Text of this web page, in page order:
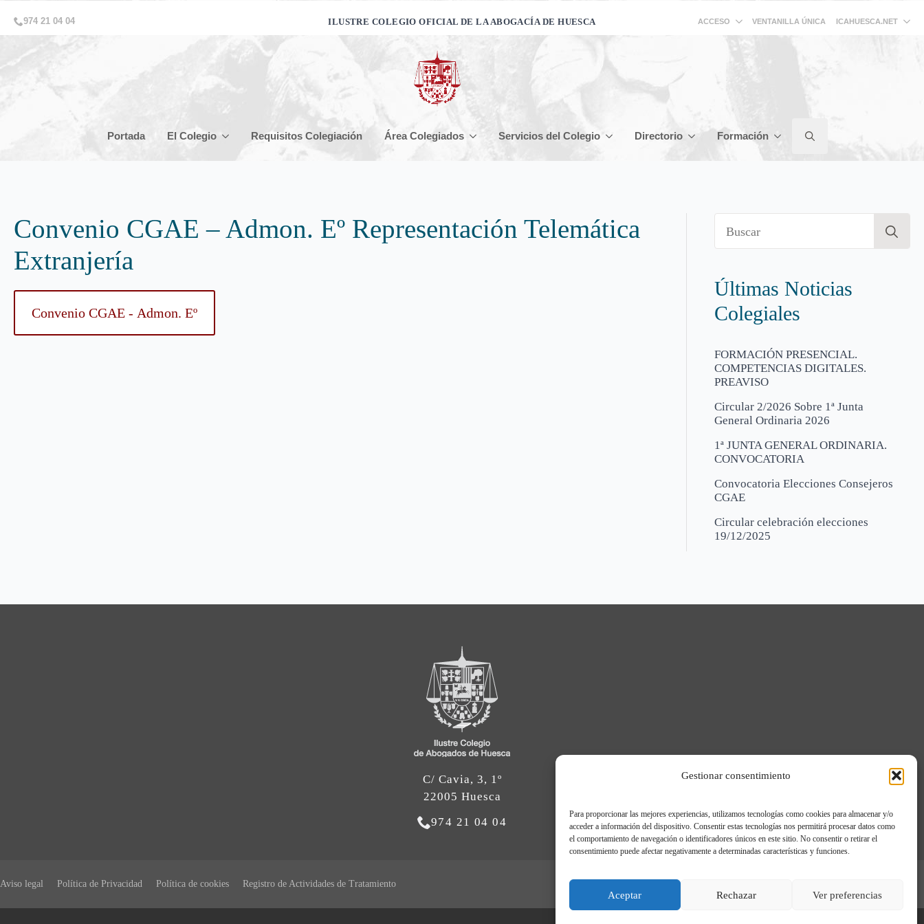
Gestionar consentimiento
Para proporcionar las mejores experiencias, utilizamos tecnologías como cookies para almacenar y/o
acceder a información del dispositivo. Consentir estas tecnologías nos permitirá procesar datos como
el comportamiento de navegación o identificadores únicos en este sitio. No consentir o retirar el
consentimiento puede afectar negativamente a determinadas características y funciones.
Aceptar Rechazar Ver preferencias
974 21 04 04 ILUSTRE COLEGIO OFICIAL DE LA ABOGACÍA DE HUESCA ACCESO VENTANILLA ÚNICA ICAHUESCA.NET
Portada El Colegio Requisitos Colegiación Área Colegiados Servicios del Colegio Directorio Formación
Search
Convenio CGAE – Admon. Eº Representación Telemática
Extranjería
Convenio CGAE - Admon. Eº
Últimas Noticias
Colegiales
FORMACIÓN PRESENCIAL.
COMPETENCIAS DIGITALES.
PREAVISO
Circular 2/2026 Sobre 1ª Junta
General Ordinaria 2026
1ª JUNTA GENERAL ORDINARIA.
CONVOCATORIA
Convocatoria Elecciones Consejeros
CGAE
Circular celebración elecciones
19/12/2025
C/ Cavia, 3, 1º
22005 Huesca
974 21 04 04
Aviso legal Política de Privacidad Política de cookies Registro de Actividades de Tratamiento